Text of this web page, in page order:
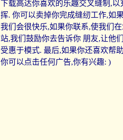
下载高达你喜欢的乐趣交叉缝制,以
挥. 你可以卖掉你完成缝纫工作,如
我们会很快乐,如果你联系,使我们
站,我们鼓励你去告诉你 朋友,让他
受惠于模式. 最后,如果你还喜欢帮
你可以点击任何广告,你有兴趣: )